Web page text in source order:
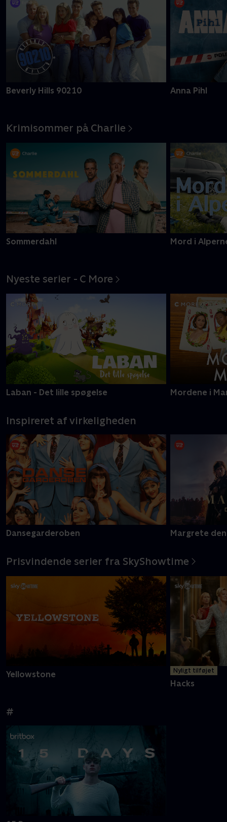
Beverly Hills 90210 Anna Pihl
Krimisommer på Charlie
Sommerdahl Mord i
Nyeste serier - C More
Laban - Det lille spøgelse Mordene i
Inspireret af virkeligheden
Dansegarderoben Margrete
Prisvindende serier fra SkyShowtime
Yellowstone Nyligt tilføjet
Hacks
#